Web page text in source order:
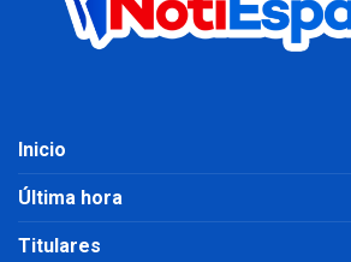
Inicio
Última hora
Titulares